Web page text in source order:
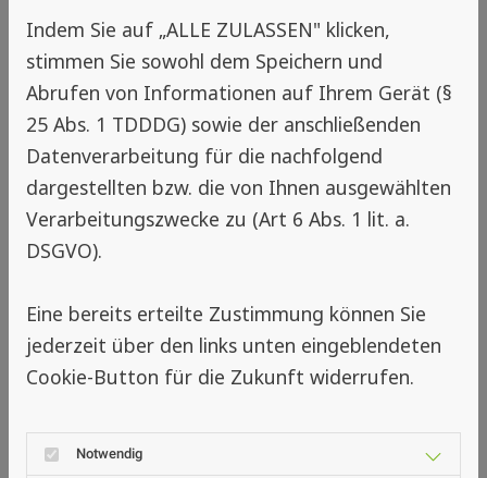
warme Jahreszeit.
✔️ Fazit: Pendeltüren für Türen,
die ständig in Bewegung sind
Insektenschutz-Pendeltüren sind ideal für alle,
die:
Gartenzugang häufig nutzen,
sich eine Tür wünschen, diein beide
Richtungen schwingtund sich auch ohne
Wert auf leises, automatisches Schließen und
eine dezente Optik legen,
Indem Sie auf „ALLE ZULASSEN" klicken,
stimmen Sie sowohl dem Speichern und
Abrufen von Informationen auf Ihrem Gerät (§
25 Abs. 1 TDDDG) sowie der anschließenden
Datenverarbeitung für die nachfolgend
dargestellten bzw. die von Ihnen ausgewählten
Verarbeitungszwecke zu (Art 6 Abs. 1 lit. a.
DSGVO).
Eine bereits erteilte Zustimmung können Sie
jederzeit über den links unten eingeblendeten
Cookie-Button für die Zukunft widerrufen.
Notwendig